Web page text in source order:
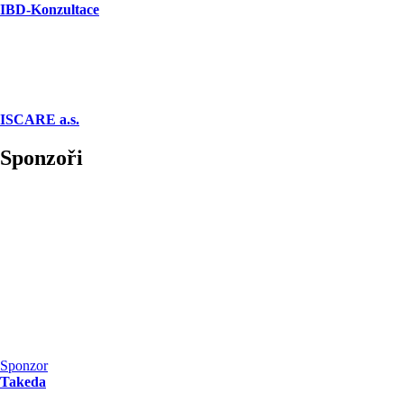
IBD-Konzultace
ISCARE a.s.
Sponzoři
Sponzor
Takeda